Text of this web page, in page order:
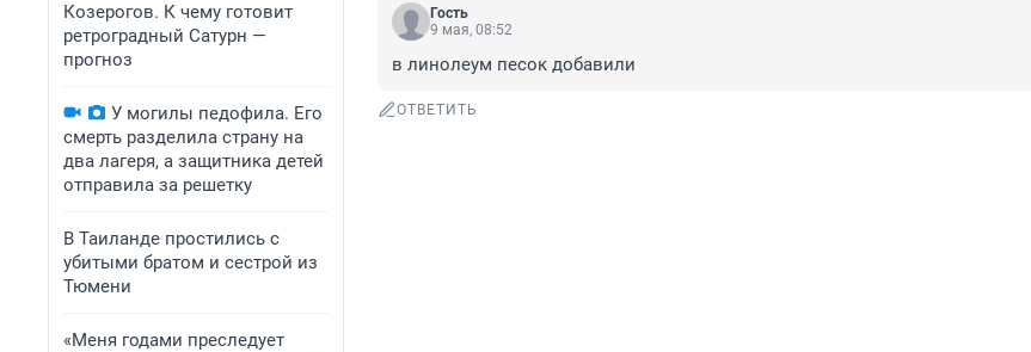
Козерогов. К чему готовит
ретроградный Сатурн —
прогноз
У могилы педофила. Его
смерть разделила страну на
два лагеря, а защитника детей
отправила за решетку
В Таиланде простились с
убитыми братом и сестрой из
Тюмени
«Меня годами преследует
Гость
9 мая, 08:52
в линолеум песок добавили
ОТВЕТИТЬ